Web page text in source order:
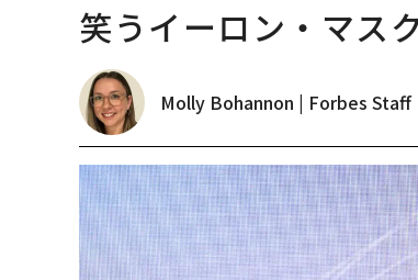
笑うイーロン・マス
Molly Bohannon | Forbes Staff